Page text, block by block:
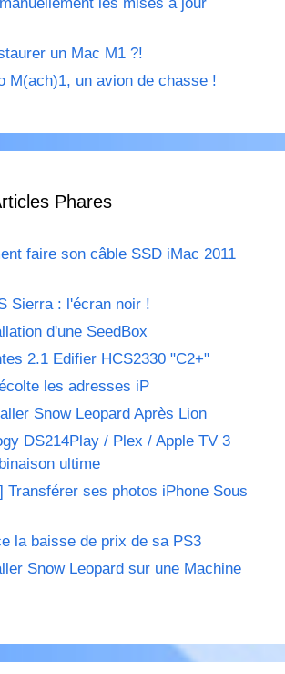
un Mac M1 ?!
M(ach)1, un avion de chasse !
Phares
faire son câble SSD iMac 2011
Sierra : l'écran noir !
d'une SeedBox
2.1 Edifier HCS2330 "C2+"
les adresses iP
Snow Leopard Après Lion
DS214Play / Plex / Apple TV 3
ultime
Transférer ses photos iPhone Sous
la baisse de prix de sa PS3
Snow Leopard sur une Machine